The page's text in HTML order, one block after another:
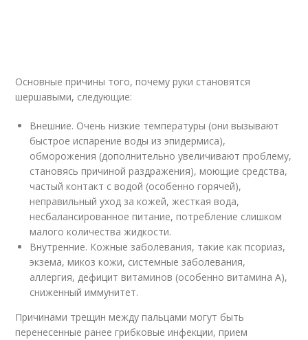
Основные причины того, почему руки становятся
шершавыми, следующие:
Внешние. Очень низкие температуры (они вызывают
быстрое испарение воды из эпидермиса),
обморожения (дополнительно увеличивают проблему,
становясь причиной раздражения), моющие средства,
частый контакт с водой (особенно горячей),
неправильный уход за кожей, жесткая вода,
несбалансированное питание, потребление слишком
малого количества жидкости.
Внутренние. Кожные заболевания, такие как псориаз,
экзема, микоз кожи, системные заболевания,
аллергия, дефицит витаминов (особенно витамина А),
сниженный иммунитет.
Причинами трещин между пальцами могут быть
перенесенные ранее грибковые инфекции, прием